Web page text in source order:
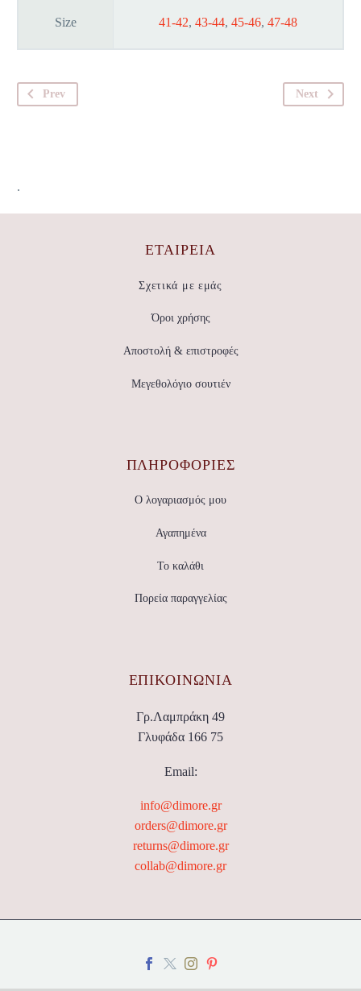
Size 41-42, 43-44, 45-46, 47-48
Prev Next
.
ΕΤΑΙΡΕΊΑ
Σχετικά με εμάς
Όροι χρήσης
Αποστολή & επιστροφές
Μεγεθολόγιο σουτιέν
ΠΛΗΡΟΦΟΡΙΕΣ
Ο λογαριασμός μου
Αγαπημένα
Το καλάθι
Πορεία παραγγελίας
ΕΠΙΚΟΙΝΩΝΊΑ
Γρ.Λαμπράκη 49
Γλυφάδα 166 75
Email:
info@dimore.gr
orders@dimore.gr
returns@dimore.gr
collab@dimore.gr